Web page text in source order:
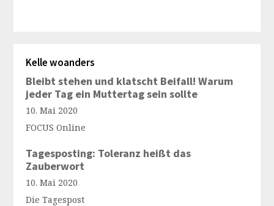
Kelle woanders
Bleibt stehen und klatscht Beifall! Warum
jeder Tag ein Muttertag sein sollte
10. Mai 2020
FOCUS Online
Tagesposting: Toleranz heißt das
Zauberwort
10. Mai 2020
Die Tagespost